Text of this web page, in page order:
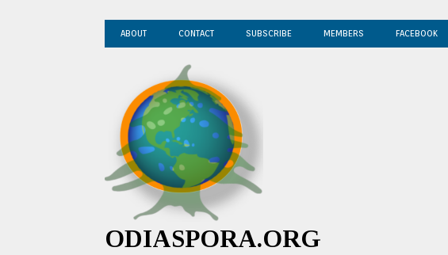
ABOUT CONTACT SUBSCRIBE MEMBERS FACEBOOK
ODIASPORA.ORG